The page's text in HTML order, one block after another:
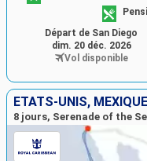
Départ de San Diego
dim. 20 déc. 2026
Vol disponible
ÉTATS-UNIS, MEXIQUE
8 jours, Serenade of the